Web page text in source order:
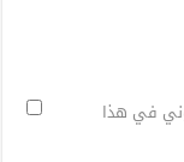
في هذا